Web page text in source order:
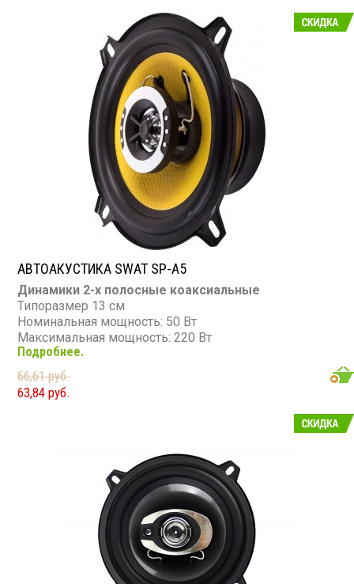
АВТОАКУСТИКА SWAT SP-A5
Динамики 2-х полосные коаксиальные
Типоразмер 13 см
Номинальная мощность: 50 Вт
Максимальная мощность: 220 Вт
Диапазон частот: 70 - 20 000 Гц
Чувствительность: 88 дБ
Сопротивление: 4 Ом
Подробнее.
66,61 руб.
63,84 руб.